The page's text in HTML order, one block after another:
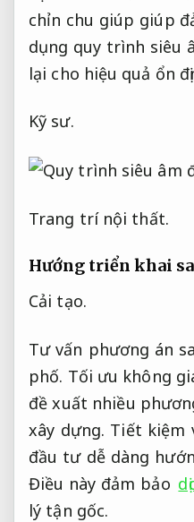
chỉn chu giúp giúp
dụng quy trình siêu
lại cho hiệu quả ổn
Kỹ sư.
Trang trí nội thất.
Hướng triển khai
Cải tạo.
Tư vấn phương án
phố. Tối ưu không
đề xuất nhiều
xây dựng. Tiết kiệm
đầu tư dễ dàng
Điều này đảm bảo
lý tận gốc.